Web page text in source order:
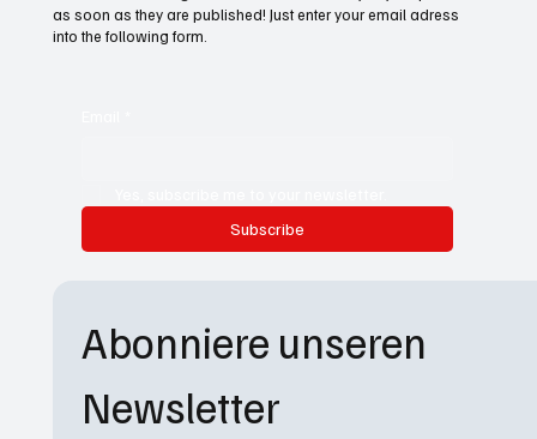
Subscribe
as soon as they are published! Just enter your email adress
into the following form.
Abonniere unseren
Newsletter